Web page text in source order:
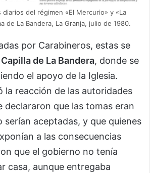
del régimen «El Mercurio» y «La
de La Bandera, La Granja, julio de 1980.
por Carabineros, estas se
de La Bandera, donde se
el apoyo de la Iglesia.
la reacción de las autoridades
declararon que las tomas eran
serían aceptadas, y que quienes
a las consecuencias
que el gobierno no tenía
casa, aunque entregaba